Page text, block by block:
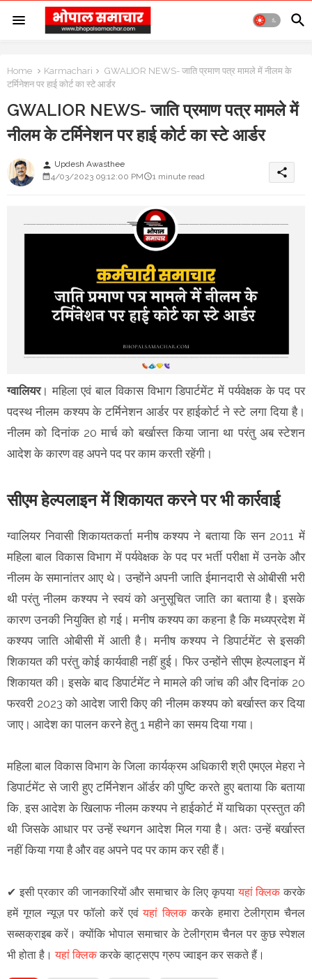
Home Karmachari
GWALIOR NEWS- जाति प्रमाण पत्र मामले में नीलम के
टर्मिनेशन पर हाई कोर्ट का स्टे आर्डर
GWALIOR NEWS- जाति प्रमाण पत्र मामले में
नीलम के टर्मिनेशन पर हाई कोर्ट का स्टे आर्डर
person Updesh Awasthee
4/03/2023 09:12:00 PM
1 minute read share
ग्वालियर। महिला एवं बाल विकास विभाग डिपार्टमेंट में पर्यवेक्षक के पद पर
पदस्थ नीलम कश्यप के टर्मिनेशन आर्डर पर हाईकोर्ट ने स्टे लगा दिया है।
नीलम को दिनांक 20 मार्च को बर्खास्त किया जाना था परंतु अब स्टेशन
आदेश के कारण वह अपने पद पर काम करती रहेंगी।
सीएम हेल्पलाइन में शिकायत करने पर भी कार्रवाई
ग्वालियर निवासी शिकायतकर्ता मनीष कश्यप ने बताया कि सन 2011 में
महिला बाल विकास विभाग में पर्यवेक्षक के पद पर भर्ती परीक्षा में उनके और
नीलम के समानांतर आए थे। उन्होंने अपनी जाति ईमानदारी से ओबीसी भरी
थी परंतु नीलम कश्यप ने स्वयं को अनुसूचित जाति का बताया है। इसके
कारण उनकी नियुक्ति हो गई। मनीष कश्यप का कहना है कि मध्यप्रदेश में
कश्यप जाति ओबीसी में आती है। मनीष कश्यप ने डिपार्टमेंट से इसकी
शिकायत की परंतु कोई कार्यवाही नहीं हुई। फिर उन्होंने सीएम हेल्पलाइन में
शिकायत की। इसके बाद डिपार्टमेंट ने मामले की जांच की और दिनांक 20
फरवरी 2023 को आदेश जारी किए की नीलम कश्यप को बर्खास्त कर दिया
जाए। आदेश का पालन करने हेतु 1 महीने का समय दिया गया।
महिला बाल विकास विभाग के जिला कार्यक्रम अधिकारी श्री एमएल मेहरा ने
डिपार्टमेंट से जारी हुए टर्मिनेशन ऑर्डर की पुष्टि करते हुए बताया कि बताया
कि, इस आदेश के खिलाफ नीलम कश्यप ने हाईकोर्ट में याचिका प्रस्तुत की
थी जिसके आधार पर उन्हें स्थगन आदेश मिल गया है। अतः उन्हें बर्खास्त
नहीं किया गया है और वह अपने पद पर काम कर रही हैं।
✔ इसी प्रकार की जानकारियों और समाचार के लिए कृपयायहां क्लिक करके
हमें गूगल न्यूज़ पर फॉलो करें एवंयहां क्लिक करके हमारा टेलीग्राम चैनल
सब्सक्राइब करें। क्योंकि भोपाल समाचार के टेलीग्राम चैनल पर कुछ स्पेशल
भी होता है।यहां क्लिककरके व्हाट्सएप ग्रुप ज्वाइन कर सकते हैं।